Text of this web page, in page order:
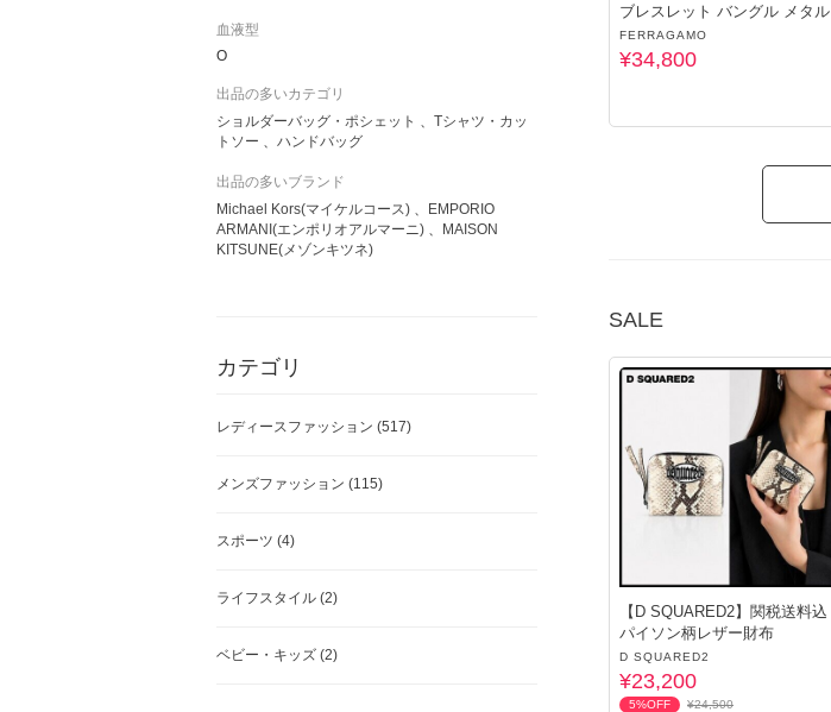
血液型
O
出品の多いカテゴリ
ショルダーバッグ・ポシェット
Tシャツ・カッ
トソー
ハンドバッグ
出品の多いブランド
Michael Kors(マイケルコース)
EMPORIO
ARMANI(エンポリオアルマーニ)
MAISON
KITSUNE(メゾンキツネ)
カテゴリ
レディースファッション (517)
メンズファッション (115)
スポーツ (4)
ライフスタイル (2)
ベビー・キッズ (2)
ブレスレット バングル メタル
FERRAGAMO
¥34,800
SALE
【D SQUARED2】関税送料込
パイソン柄レザー財布
D SQUARED2
¥23,200
5%OFF ¥24,500